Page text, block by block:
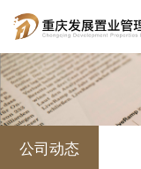
公司动态